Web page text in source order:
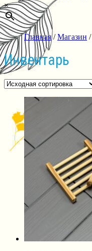
×
Главная/Магазин /
Инвентарь